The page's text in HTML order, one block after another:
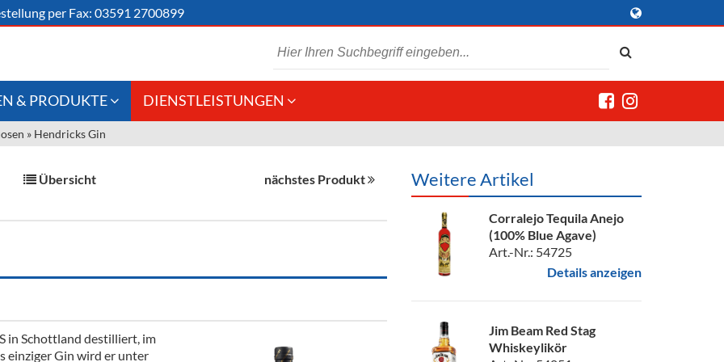
per Fax: 03591 2700899
Gastronomie
Großhandel
& PRODUKTE
Getränke
DIENSTLEISTUNGEN
» Hendricks Gin
Übersicht nächstes Produkt
in Schottland destilliert, im
einziger Gin wird er unter
Weitere Artikel
Corralejo Tequila Anejo
(100% Blue Agave)
Art.-Nr.: 54725
Details anzeigen
Jim Beam Red Stag
Whiskeylikör